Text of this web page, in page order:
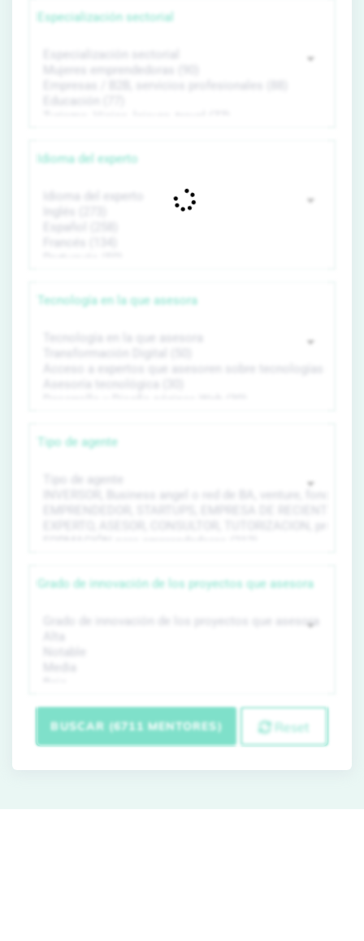
Especialización sectorial
Idioma del experto
Tecnología en la que asesora
Tipo de agente
Grado de innovación de los proyectos que asesora
BUSCAR (6711 MENTORES) Reset